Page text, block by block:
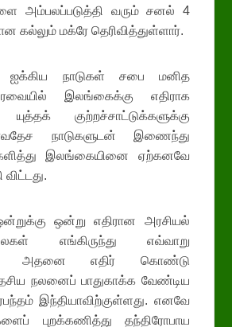
அம்பலப்படுத்தி வரும் சனல் 4
கல்லும் மக்ரே தெரிவித்துள்ளார்.
ஐக்கிய நாடுகள் சபை மனித
இலங்கைக்கு எதிராக
யுத்தக் குற்றச்சாட்டுக்களுக்கு
நாடுகளுடன் இணைந்து
இலங்கையினை ஏற்கனவே
ஒன்று எதிரான அரசியல்
எங்கிருந்து எவ்வாறு
அதனை எதிர் கொண்டு
நலனைப் பாதுகாக்க வேண்டிய
இந்தியாவிற்குள்ளது. எனவே
புறக்கணித்து தந்திரோபாய